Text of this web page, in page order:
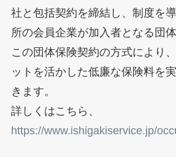
社と包括契約を締結し、制度を
所の会員企業が加入者となる団
この団体保険契約の方式により
ットを活かした低廉な保険料を
きます。
詳しくはこちら、
https://www.ishigakiservice.jp/